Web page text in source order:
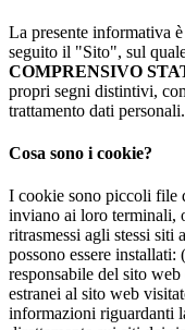
La presente informativa
seguito il "Sito", sul
COMPRENSIVO
propri segni distintivi,
trattamento dati personali.
Cosa sono i cookie?
I cookie sono piccoli file
inviano ai loro terminali,
ritrasmessi agli stessi siti
possono essere
responsabile del sito
estranei al sito web
informazioni riguardanti